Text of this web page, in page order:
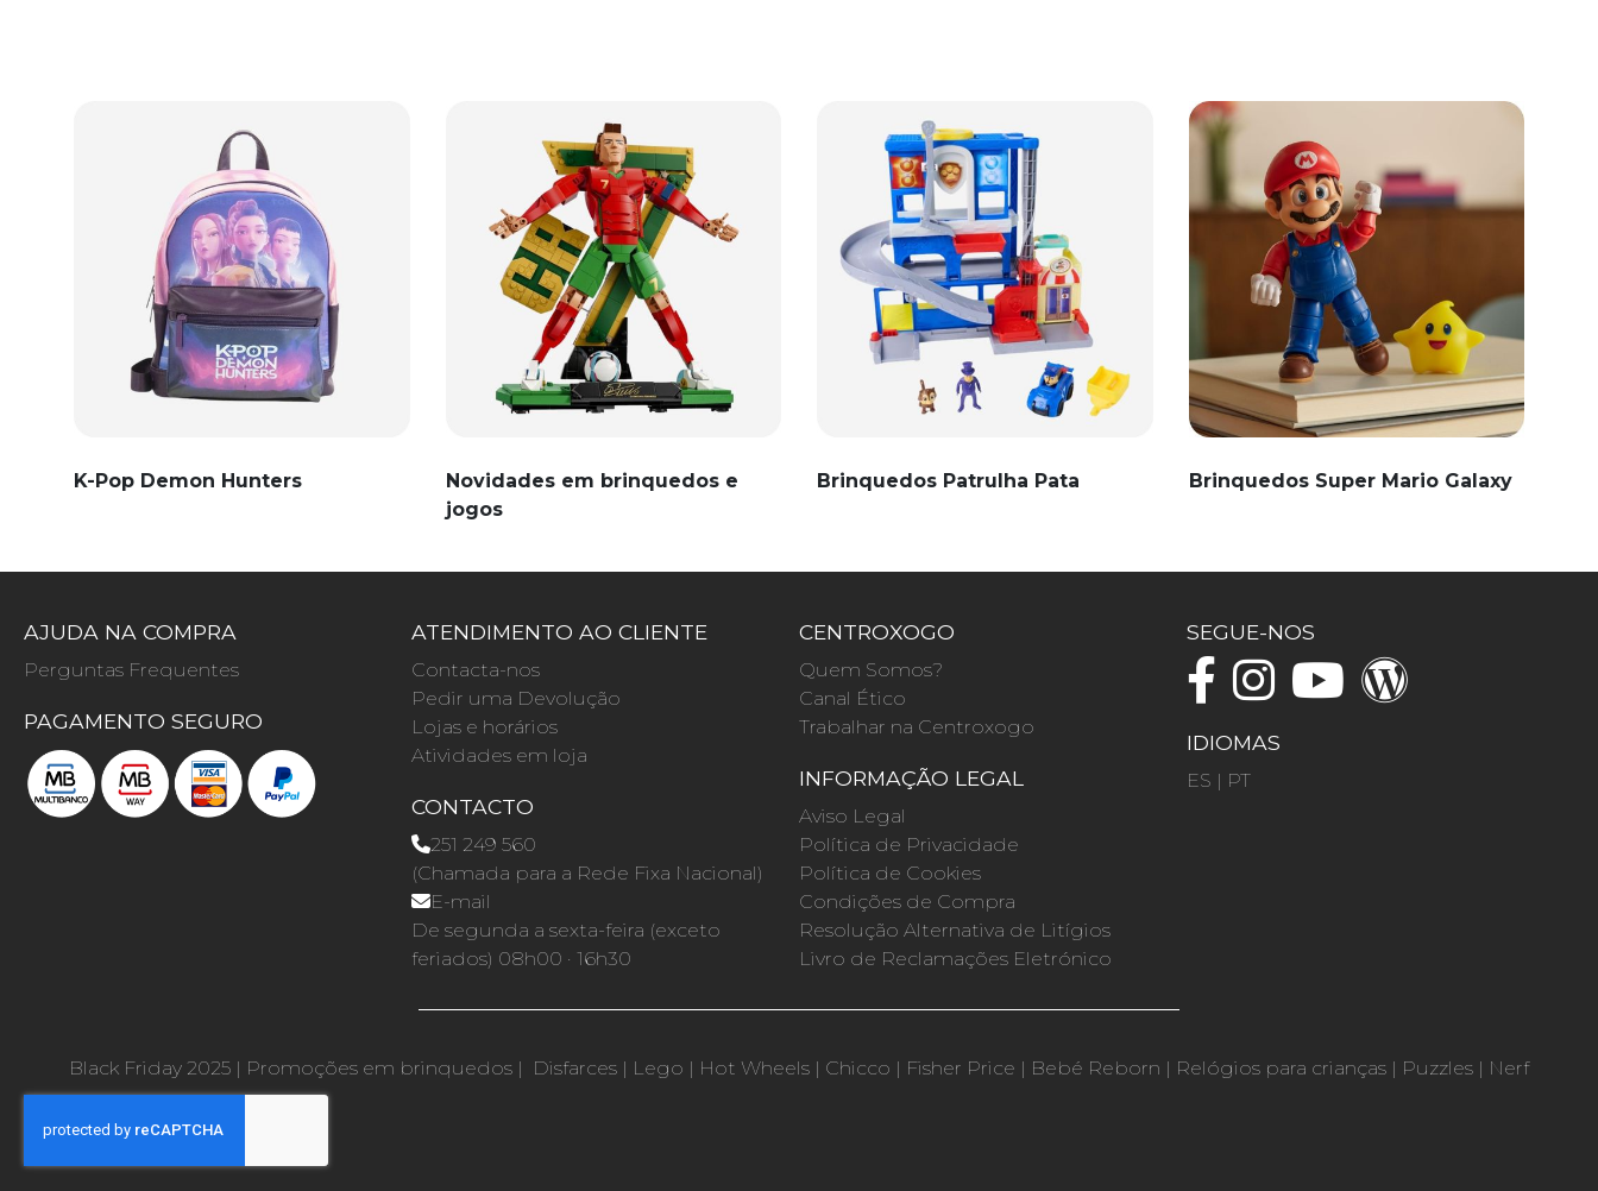
K-Pop Demon Hunters
Novidades em brinquedos e
jogos
Brinquedos Patrulha Pata Brinquedos Super Mario Galaxy
AJUDA NA COMPRA
Perguntas Frequentes
PAGAMENTO SEGURO
ATENDIMENTO AO CLIENTE
Contacta-nos
Pedir uma Devolução
Lojas e horários
Atividades em loja
CONTACTO
251 249 560
(Chamada para a Rede Fixa Nacional)
E-mail
De segunda a sexta-feira (exceto
feriados) 08h00 · 16h30
CENTROXOGO
Quem Somos?
Canal Ético
Trabalhar na Centroxogo
INFORMAÇÃO LEGAL
Aviso Legal
Política de Privacidade
Política de Cookies
Condições de Compra
Resolução Alternativa de Litígios
Livro de Reclamações Eletrónico
SEGUE-NOS
IDIOMAS
ES | PT
Black Friday 2025 | Promoções em brinquedos | Disfarces | Lego | Hot Wheels | Chicco | Fisher Price | Bebé Reborn | Relógios para crianças | Puzzles | Nerf